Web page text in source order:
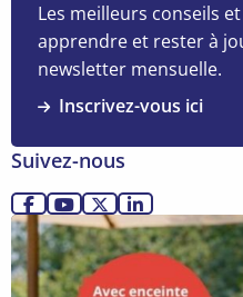
Pourquoi
l’empathie
devient
super-
pouvoir
à
l’ère
de
l’IA
Les meilleurs conseils
apprendre et rester à
newsletter mensuelle.
Inscrivez-vous ici
Suivez-nous
Allez
sur
Facebook
Allez
sur
YouTube
Allez
sur
X
Allez
sur
LinkedIn
Lire
la
suite